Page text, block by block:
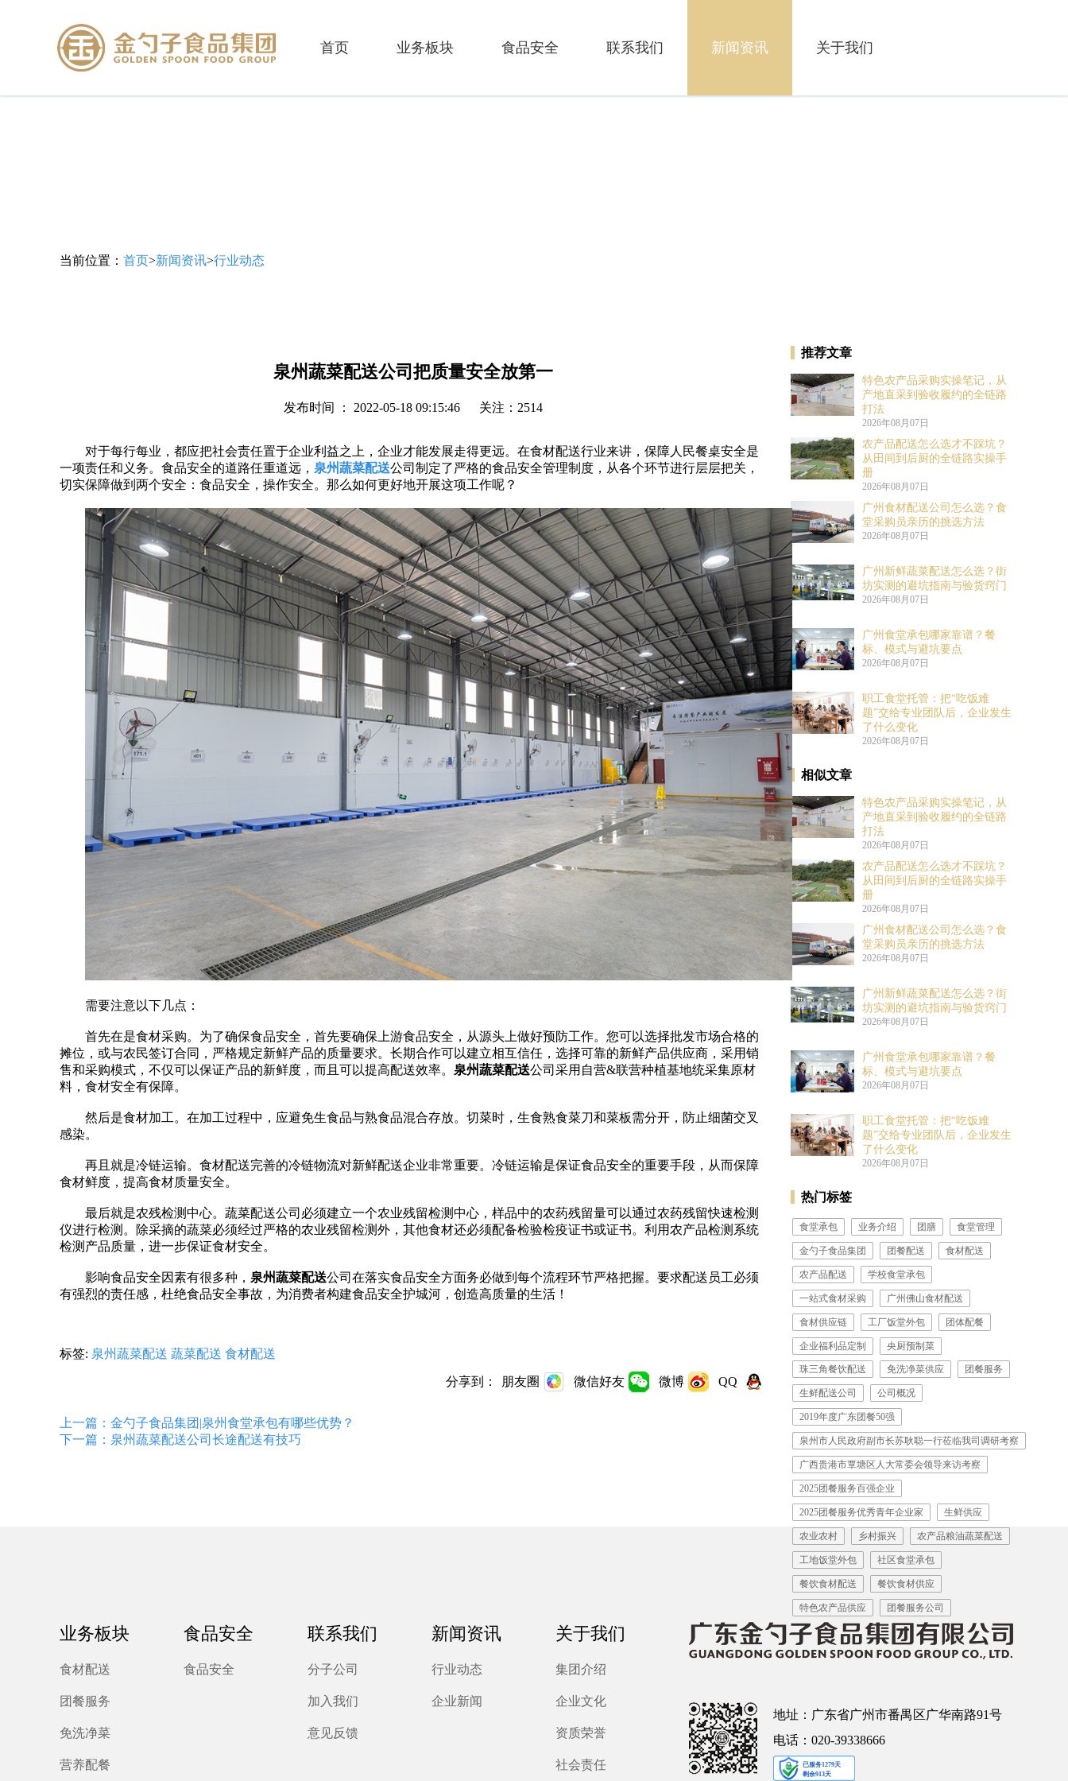
首页 业务板块 食品安全 联系我们 新闻资讯 关于我们
当前位置： 首页>新闻资讯>行业动态
泉州蔬菜配送公司把质量安全放第一
发布时间 ： 2022-05-18 09:15:46 关注：2514
对于每行每业，都应把社会责任置于企业利益之上，企业才能发展走得更远。在食材配送行业来讲，保障人民餐桌安全是
一项责任和义务。食品安全的道路任重道远， 泉州蔬菜配送公司制定了严格的食品安全管理制度，从各个环节进行层层把关，
切实保障做到两个安全：食品安全，操作安全。那么如何更好地开展这项工作呢？
需要注意以下几点：
首先在是食材采购。为了确保食品安全，首先要确保上游食品安全，从源头上做好预防工作。您可以选择批发市场合格的
摊位，或与农民签订合同，严格规定新鲜产品的质量要求。长期合作可以建立相互信任，选择可靠的新鲜产品供应商，采用销
售和采购模式，不仅可以保证产品的新鲜度，而且可以提高配送效率。 泉州蔬菜配送公司采用自营&联营种植基地统采集原材
料，食材安全有保障。
然后是食材加工。在加工过程中，应避免生食品与熟食品混合存放。切菜时，生食熟食菜刀和菜板需分开，防止细菌交叉
感染。
再且就是冷链运输。食材配送完善的冷链物流对新鲜配送企业非常重要。冷链运输是保证食品安全的重要手段，从而保障
食材鲜度，提高食材质量安全。
最后就是农残检测中心。蔬菜配送公司必须建立一个农业残留检测中心，样品中的农药残留量可以通过农药残留快速检测
仪进行检测。除采摘的蔬菜必须经过严格的农业残留检测外，其他食材还必须配备检验检疫证书或证书。利用农产品检测系统
检测产品质量，进一步保证食材安全。
影响食品安全因素有很多种， 泉州蔬菜配送公司在落实食品安全方面务必做到每个流程环节严格把握。要求配送员工必须
有强烈的责任感，杜绝食品安全事故，为消费者构建食品安全护城河，创造高质量的生活！
标签: 泉州蔬菜配送 蔬菜配送 食材配送
分享到： 朋友圈 微信好友 微博 QQ
上一篇：金勺子食品集团|泉州食堂承包有哪些优势？
下一篇：泉州蔬菜配送公司长途配送有技巧
推荐文章
特色农产品采购实操笔记，从
产地直采到验收履约的全链路
打法
2026年08月07日
农产品配送怎么选才不踩坑？
从田间到后厨的全链路实操手
册
2026年08月07日
广州食材配送公司怎么选？食
堂采购员亲历的挑选方法
2026年08月07日
广州新鲜蔬菜配送怎么选？街
坊实测的避坑指南与验货窍门
2026年08月07日
广州食堂承包哪家靠谱？餐
标、模式与避坑要点
2026年08月07日
职工食堂托管：把“吃饭难
题”交给专业团队后，企业发生
了什么变化
2026年08月07日
相似文章
特色农产品采购实操笔记，从
产地直采到验收履约的全链路
打法
2026年08月07日
农产品配送怎么选才不踩坑？
从田间到后厨的全链路实操手
册
2026年08月07日
广州食材配送公司怎么选？食
堂采购员亲历的挑选方法
2026年08月07日
广州新鲜蔬菜配送怎么选？街
坊实测的避坑指南与验货窍门
2026年08月07日
广州食堂承包哪家靠谱？餐
标、模式与避坑要点
2026年08月07日
职工食堂托管：把“吃饭难
题”交给专业团队后，企业发生
了什么变化
2026年08月07日
热门标签
食堂承包 业务介绍 团膳 食堂管理
金勺子食品集团 团餐配送 食材配送
农产品配送 学校食堂承包
一站式食材采购 广州佛山食材配送
食材供应链 工厂饭堂外包 团体配餐
企业福利品定制 ​央厨预制菜
珠三角餐饮配送 免洗净菜供应 团餐服务
生鲜配送公司 公司概况
2019年度广东团餐50强
泉州市人民政府副市长苏耿聪一行莅临我司调研考察
广西贵港市覃塘区人大常委会领导来访考察
2025团餐服务百强企业
2025团餐服务优秀青年企业家 生鲜供应
农业农村 乡村振兴 农产品粮油蔬菜配送
工地饭堂外包 社区食堂承包
餐饮食材配送 餐饮食材供应
特色农产品供应 团餐服务公司
业务板块
食材配送
团餐服务
免洗净菜
营养配餐
食品安全
食品安全
联系我们
分子公司
加入我们
意见反馈
新闻资讯
行业动态
企业新闻
关于我们
集团介绍
企业文化
资质荣誉
社会责任
地址：广东省广州市番禺区广华南路91号
电话：020-39338666